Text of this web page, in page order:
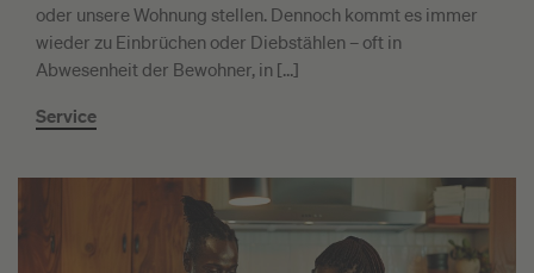
oder unsere Wohnung stellen. Dennoch kommt es immer
wieder zu Einbrüchen oder Diebstählen – oft in
Abwesenheit der Bewohner, in […]
Service